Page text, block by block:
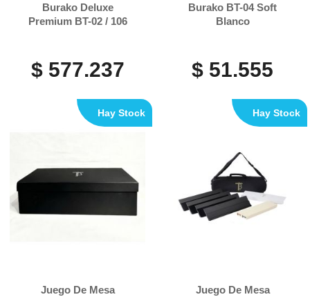
Burako Deluxe
Premium BT-02 / 106
$ 577.237
Burako BT-04 Soft
Blanco
$ 51.555
Juego De Mesa
Hay Stock
Juego De Mesa
Hay Stock